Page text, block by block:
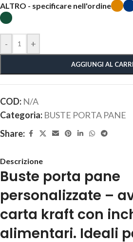
ALTRO - specificare nell'ordine
- +
AGGIUNGI AL
COD: N/A
Categoria: BUSTE PORTA PANE
Share:
Descrizione
Buste porta pane
personalizzate –
carta kraft con
alimentari. Ideali